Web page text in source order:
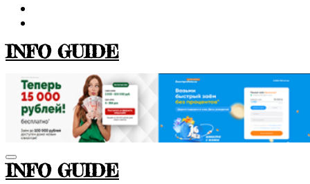
INFO GUIDE
INFO GUIDE